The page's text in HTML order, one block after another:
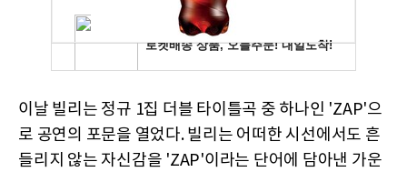
이날 빌리는 정규 1집 더블 타이틀곡 중 하나인 'ZAP'으
로 공연의 포문을 열었다. 빌리는 어떠한 시선에서도 흔
들리지 않는 자신감을 'ZAP'이라는 단어에 담아낸 가운